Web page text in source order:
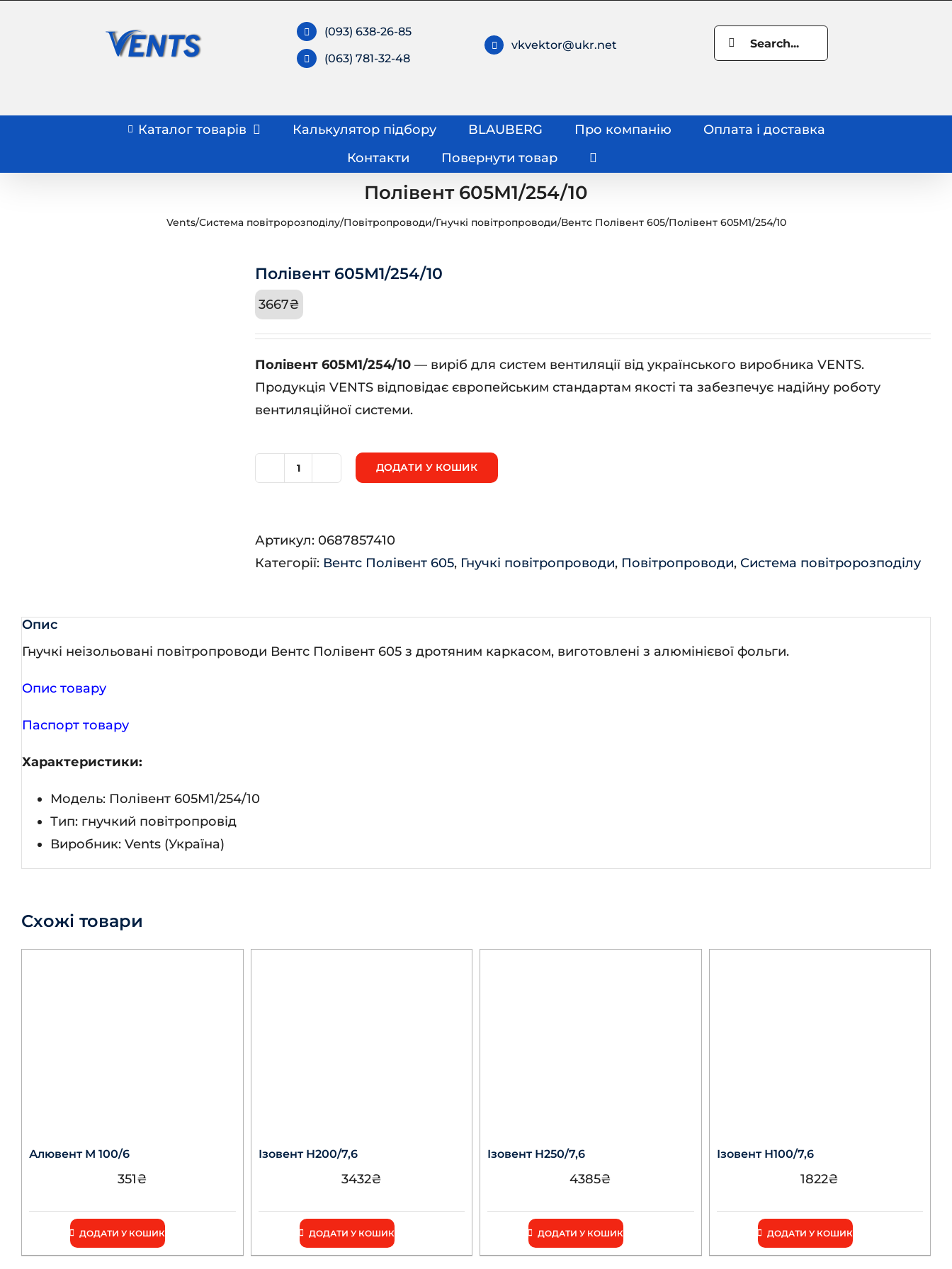
(093) 638-26-85
(063) 781-32-48
vkvektor@ukr.net
Search
for:
Каталог товарів Калькулятор підбору BLAUBERG Про компанію
Оплата і доставка
Контакти
Повернути товар
Полівент 605М1/254/10
Vents/Система повітророзподілу/Повітропроводи/Гнучкі повітропроводи/Вентс Полівент 605/Полівент 605М1/254/10
Полівент 605М1/254/10
3667₴
Полівент 605М1/254/10 — виріб для систем вентиляції від українського виробника VENTS.
Продукція VENTS відповідає європейським стандартам якості та забезпечує надійну роботу
вентиляційної системи.
Полівент
ДОДАТИ У КОШИК
Артикул: 0687857410
Категорії: Вентс Полівент 605, Гнучкі повітропроводи, Повітропроводи, Система повітророзподілу
Опис
Гнучкі неізольовані повітропроводи Вентс Полівент 605 з дротяним каркасом, виготовлені з алюмінієвої фольги.
Опис товару
Паспорт товару
Характеристики:
Модель: Полівент 605М1/254/10
Тип: гнучкий повітропровід
Виробник: Vents (Україна)
Схожі товари
Алювент М 100/6
351₴
ДОДАТИ У КОШИК
Ізовент Н200/7,6
3432₴
ДОДАТИ У КОШИК
Ізовент Н250/7,6
4385₴
ДОДАТИ У КОШИК
Ізовент Н100/7,6
1822₴
ДОДАТИ У КОШИК